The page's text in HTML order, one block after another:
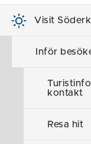
Visit
Inför
kontakt
Resa hit
Söderköping är
Göta kanal
en levande
det vanliga
Staden är